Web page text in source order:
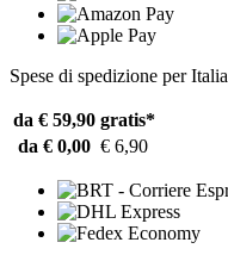
Spese di spedizione per Italia
da € 59,90 gratis*
da € 0,00 € 6,90